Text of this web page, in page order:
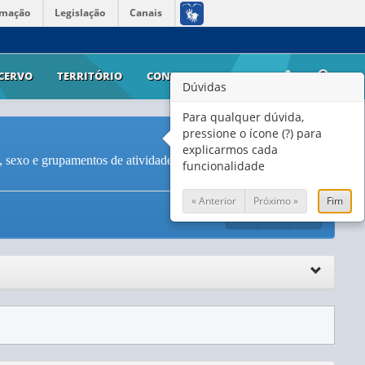
Legislação Canais
TERRITÓRIO CONTATO AJUDA
e grupamentos de atividade do trabalho principal (
Dúvidas
Para qualquer dúvida,
pressione o ícone (?) para
explicarmos cada
funcionalidade
« Anterior Próximo » Fim